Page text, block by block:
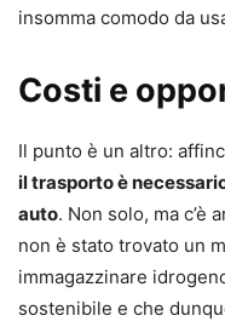
insomma comodo da
Costi e
Il punto è un altro:
il trasporto è
auto. Non solo, ma c’è
non è stato trovato un
immagazzinare
sostenibile e che